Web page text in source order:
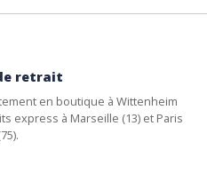
retrait
en boutique à Wittenheim
express à Marseille (13) et Paris